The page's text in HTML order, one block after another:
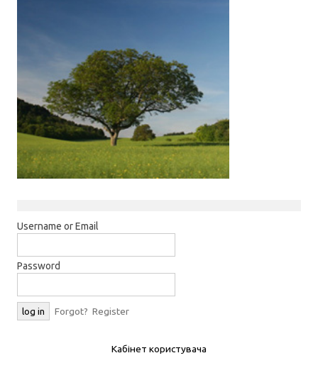
Username or Email
Password
Forgot? Register
Кабінет користувача